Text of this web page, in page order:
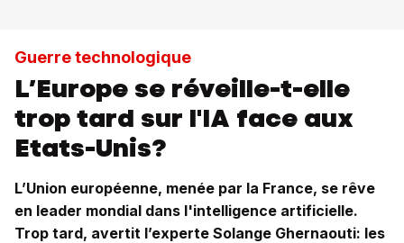
Guerre technologique
L’Europe se réveille-t-elle
trop tard sur l'IA face aux
Etats-Unis?
L’Union européenne, menée par la France, se rêve
en leader mondial dans l'intelligence artificielle.
Trop tard, avertit l’experte Solange Ghernaouti: les